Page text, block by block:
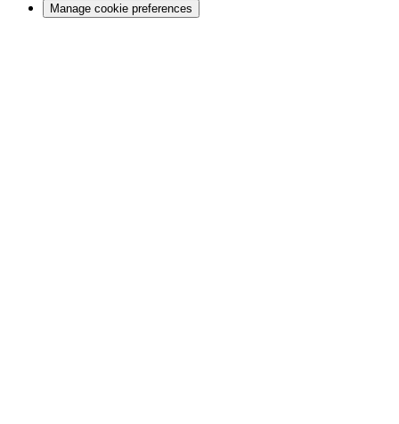
Manage cookie preferences